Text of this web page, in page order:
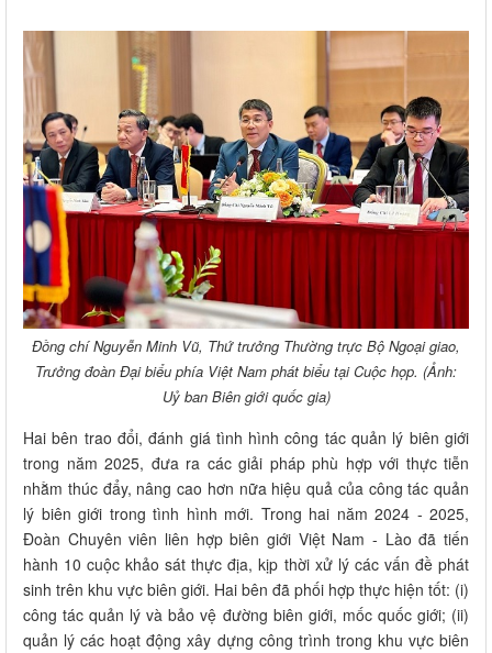
Đồng chí Nguyễn Minh Vũ, Thứ trưởng Thường trực Bộ Ngoại giao,
Trưởng đoàn Đại biểu phía Việt Nam phát biểu tại Cuộc họp. (Ảnh:
Uỷ ban Biên giới quốc gia)
Hai bên trao đổi, đánh giá tình hình công tác quản lý biên giới
trong năm 2025, đưa ra các giải pháp phù hợp với thực tiễn
nhằm thúc đẩy, nâng cao hơn nữa hiệu quả của công tác quản
lý biên giới trong tình hình mới. Trong hai năm 2024 - 2025,
Đoàn Chuyên viên liên hợp biên giới Việt Nam - Lào đã tiến
hành 10 cuộc khảo sát thực địa, kịp thời xử lý các vấn đề phát
sinh trên khu vực biên giới. Hai bên đã phối hợp thực hiện tốt: (i)
công tác quản lý và bảo vệ đường biên giới, mốc quốc giới; (ii)
quản lý các hoạt động xây dựng công trình trong khu vực biên